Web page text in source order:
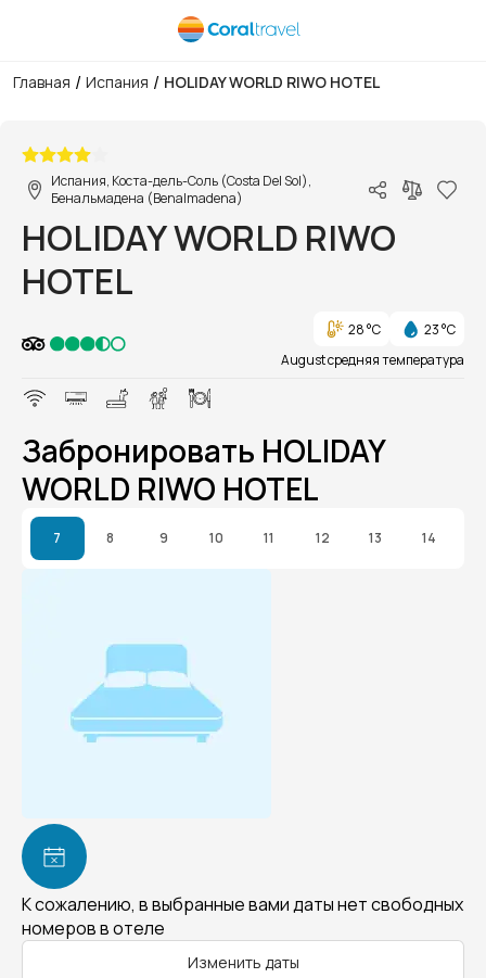
Главная / Испания / HOLIDAY WORLD RIWO HOTEL
Испания, Коста-дель-Соль (Costa Del Sol),
Бенальмадена (Benalmadena)
HOLIDAY WORLD RIWO
HOTEL
28 °C
23 °C
August средняя температура
Забронировать HOLIDAY
WORLD RIWO HOTEL
7 8 9 10 11 12 13 14
К сожалению, в выбранные вами даты нет свободных
номеров в отеле
Изменить даты